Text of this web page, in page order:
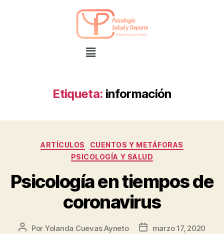
Etiqueta: información
ARTÍCULOS
CUENTOS Y METÁFORAS
PSICOLOGÍA Y SALUD
Psicología en tiempos de
coronavirus
Por Yolanda Cuevas Ayneto
marzo 17, 2020